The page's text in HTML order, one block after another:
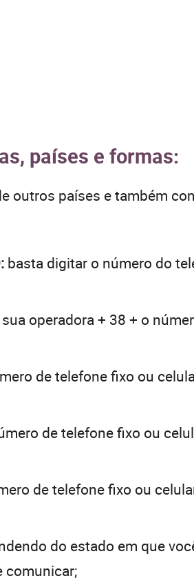
países e formas:
outros países e também
basta digitar o número do
operadora + 38 + o
de telefone fixo ou
de telefone fixo ou
de telefone fixo ou
do estado em que
comunicar;